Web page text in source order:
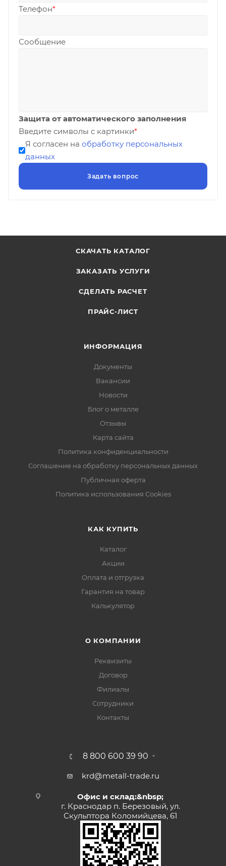
Телефон*
Сообщение
Защита от автоматического заполнения
Введите символы с картинки*
Я согласен на обработку персональных
данных
СКАЧАТЬ КАТАЛОГ
ЗАКАЗАТЬ УСЛУГИ
СДЕЛАТЬ РАСЧЕТ
ПРАЙС-ЛИСТ
ИНФОРМАЦИЯ
Документы
Вакансии
Новости
Блог о металле
Отзывы
Карта сайта
Политика конфиденциальности
Соглашение на обработку персональных данных
Публичная оферта
Политика использования Cookies
КАК КУПИТЬ
Каталог
Акции
Оплата и отгрузка
Гарантия на товар
Калькулятор
О КОМПАНИИ
Реквизиты
Договор
Филиалы
Сотрудники
Контакты
8 800 600 39 90
krd@metall-trade.ru
Офис и склад:&nbsp;
г. Краснодар п. Березовый, ул.
Скульптора Коломийцева, 61